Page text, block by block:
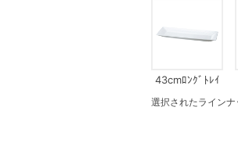
43cmﾛﾝｸﾞﾄﾚｲ
選択されたライン